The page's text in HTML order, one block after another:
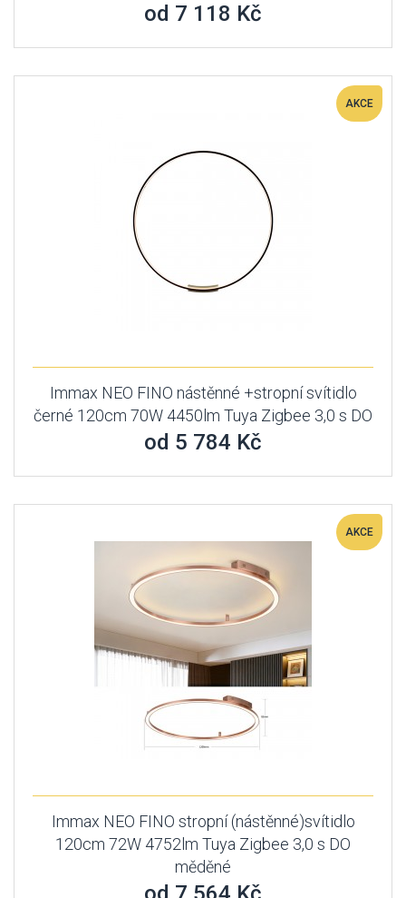
od 7 118 Kč
AKCE
Immax NEO FINO nástěnné +stropní svítidlo
černé 120cm 70W 4450lm Tuya Zigbee 3,0 s DO
od 5 784 Kč
AKCE
Immax NEO FINO stropní (nástěnné)svítidlo
120cm 72W 4752lm Tuya Zigbee 3,0 s DO
měděné